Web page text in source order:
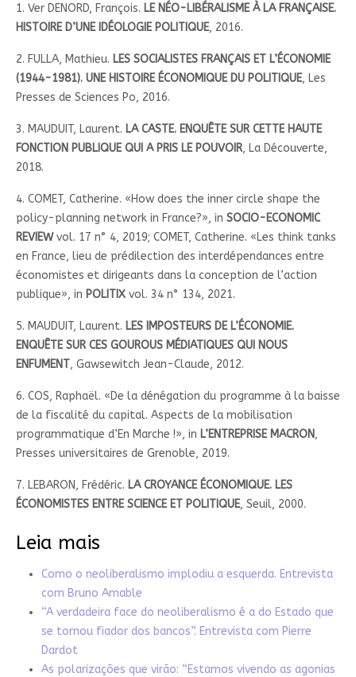
1. Ver DENORD, François. LE NÉO-LIBÉRALISME À LA FRANÇAISE.
HISTOIRE D’UNE IDÉOLOGIE POLITIQUE, 2016.
2. FULLA, Mathieu. LES SOCIALISTES FRANÇAIS ET L’ÉCONOMIE
(1944-1981). UNE HISTOIRE ÉCONOMIQUE DU POLITIQUE, Les
Presses de Sciences Po, 2016.
3. MAUDUIT, Laurent. LA CASTE. ENQUÊTE SUR CETTE HAUTE
FONCTION PUBLIQUE QUI A PRIS LE POUVOIR, La Découverte,
2018.
4. COMET, Catherine. «How does the inner circle shape the
policy-planning network in France?», in SOCIO-ECONOMIC
REVIEWvol. 17 n° 4, 2019; COMET, Catherine. «Les think tanks
en France, lieu de prédilection des interdépendances entre
économistes et dirigeants dans la conception de l’action
publique», in POLITIXvol. 34 n° 134, 2021.
5. MAUDUIT, Laurent. LES IMPOSTEURS DE L’ÉCONOMIE.
ENQUÊTE SUR CES GOUROUS MÉDIATIQUES QUI NOUS
ENFUMENT, Gawsewitch Jean-Claude, 2012.
6. COS, Raphaël. «De la dénégation du programme à la baisse
de la fiscalité du capital. Aspects de la mobilisation
programmatique d’En Marche !», in L’ENTREPRISE MACRON,
Presses universitaires de Grenoble, 2019.
7. LEBARON, Frédéric. LA CROYANCE ÉCONOMIQUE. LES
ÉCONOMISTES ENTRE SCIENCE ET POLITIQUE, Seuil, 2000.
Leia mais
Como o neoliberalismo implodiu a esquerda. Entrevista
com Bruno Amable
“A verdadeira face do neoliberalismo é a do Estado que
se tornou fiador dos bancos”. Entrevista com Pierre
Dardot
As polarizações que virão: “Estamos vivendo as agonias